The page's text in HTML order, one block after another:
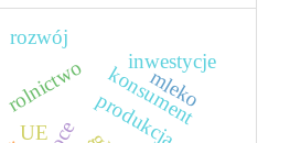
rolnictwo
produkcja
UE
konsument
inwestycje
mleko
rozwój